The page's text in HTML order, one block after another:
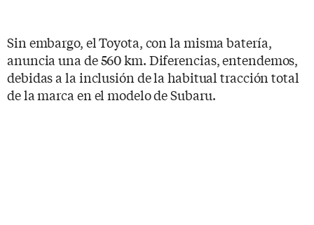
Sin embargo, el Toyota, con la misma batería,
anuncia una de 560 km. Diferencias, entendemos,
debidas a la inclusión de la habitual tracción total
de la marca en el modelo de Subaru.